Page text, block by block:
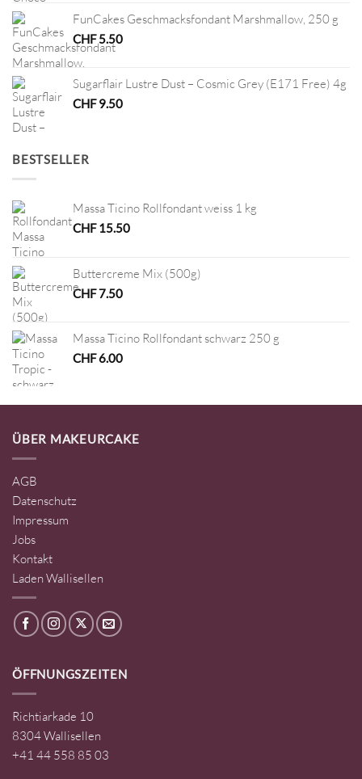
FunCakes Geschmacksfondant Marshmallow, 250 g
CHF5.50
Sugarflair Lustre Dust – Cosmic Grey (E171 Free) 4g
CHF9.50
BESTSELLER
Massa Ticino Rollfondant weiss 1 kg
CHF15.50
Buttercreme Mix (500g)
CHF7.50
Massa Ticino Rollfondant schwarz 250 g
CHF6.00
ÜBER MAKEURCAKE
AGB
Datenschutz
Impressum
Jobs
Kontakt
Laden Wallisellen
ÖFFNUNGSZEITEN
Richtiarkade 10
8304 Wallisellen
+41 44 558 85 03